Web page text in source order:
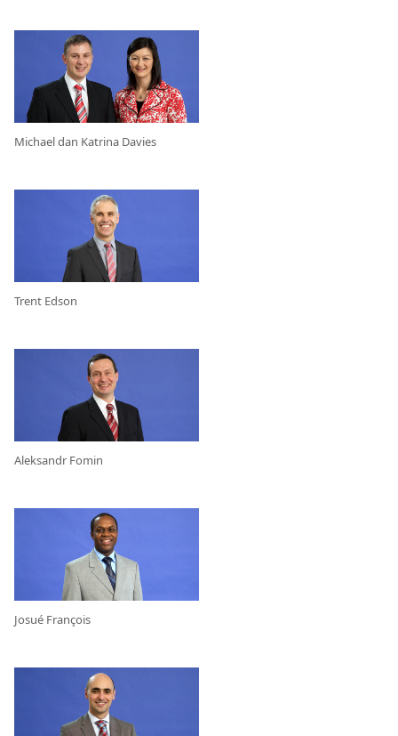
Michael dan Katrina Davies
Trent Edson
Aleksandr Fomin
Josué François